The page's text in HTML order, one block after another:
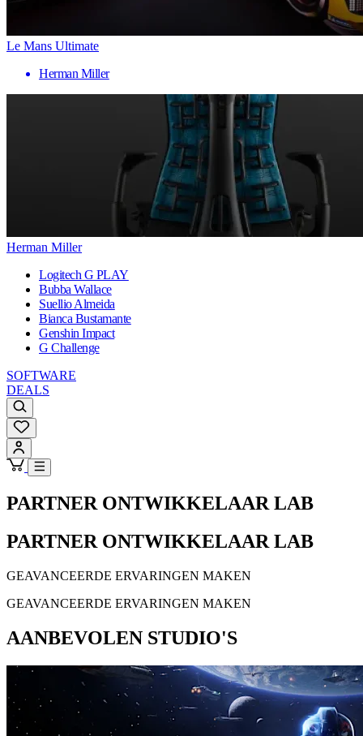
Le Mans Ultimate
Herman Miller
Herman Miller
Logitech G PLAY
Bubba Wallace
Suellio Almeida
Bianca Bustamante
Genshin Impact
G Challenge
SOFTWARE
DEALS
PARTNER ONTWIKKELAAR LAB
PARTNER ONTWIKKELAAR LAB
GEAVANCEERDE ERVARINGEN MAKEN
GEAVANCEERDE ERVARINGEN MAKEN
AANBEVOLEN STUDIO'S